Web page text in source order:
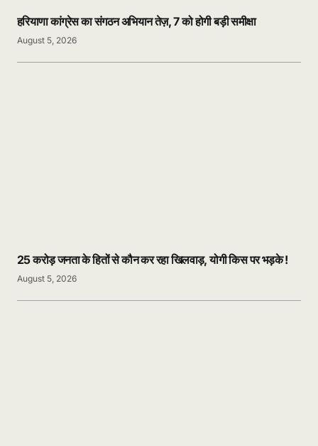
हरियाणा कांग्रेस का संगठन अभियान तेज़, 7 को होगी बड़ी समीक्षा
August 5, 2026
25 करोड़ जनता के हितों से कौन कर रहा खिलवाड़, योगी किस पर भड़के !
August 5, 2026